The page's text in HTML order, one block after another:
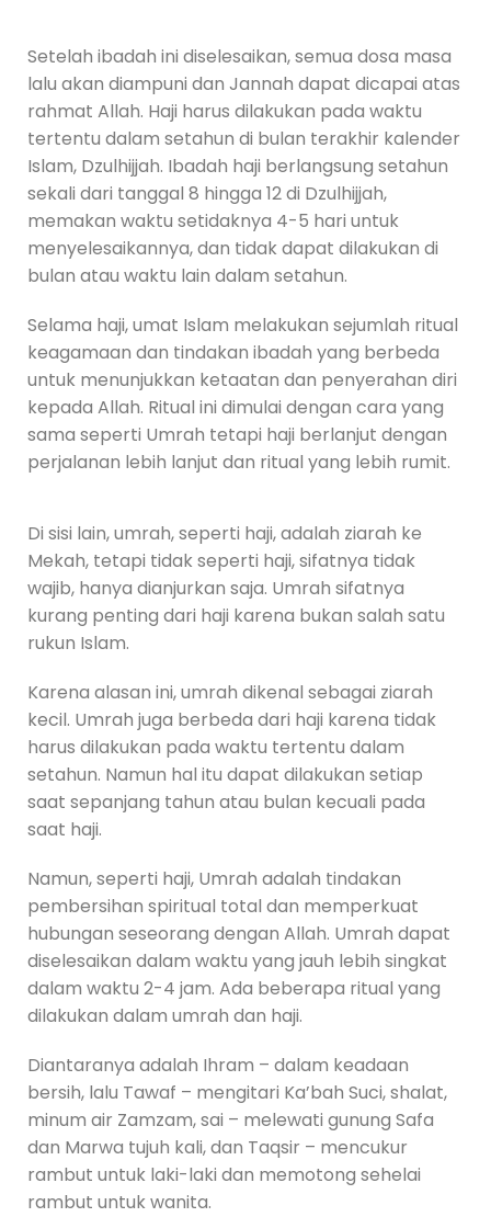
Setelah ibadah ini diselesaikan, semua dosa masa
lalu akan diampuni dan Jannah dapat dicapai atas
rahmat Allah. Haji harus dilakukan pada waktu
tertentu dalam setahun di bulan terakhir kalender
Islam, Dzulhijjah. Ibadah haji berlangsung setahun
sekali dari tanggal 8 hingga 12 di Dzulhijjah,
memakan waktu setidaknya 4-5 hari untuk
menyelesaikannya, dan tidak dapat dilakukan di
bulan atau waktu lain dalam setahun.
Selama haji, umat Islam melakukan sejumlah ritual
keagamaan dan tindakan ibadah yang berbeda
untuk menunjukkan ketaatan dan penyerahan diri
kepada Allah. Ritual ini dimulai dengan cara yang
sama seperti Umrah tetapi haji berlanjut dengan
perjalanan lebih lanjut dan ritual yang lebih rumit.
Di sisi lain, umrah, seperti haji, adalah ziarah ke
Mekah, tetapi tidak seperti haji, sifatnya tidak
wajib, hanya dianjurkan saja. Umrah sifatnya
kurang penting dari haji karena bukan salah satu
rukun Islam.
Karena alasan ini, umrah dikenal sebagai ziarah
kecil. Umrah juga berbeda dari haji karena tidak
harus dilakukan pada waktu tertentu dalam
setahun. Namun hal itu dapat dilakukan setiap
saat sepanjang tahun atau bulan kecuali pada
saat haji.
Namun, seperti haji, Umrah adalah tindakan
pembersihan spiritual total dan memperkuat
hubungan seseorang dengan Allah. Umrah dapat
diselesaikan dalam waktu yang jauh lebih singkat
dalam waktu 2-4 jam. Ada beberapa ritual yang
dilakukan dalam umrah dan haji.
Diantaranya adalah Ihram – dalam keadaan
bersih, lalu Tawaf – mengitari Ka’bah Suci, shalat,
minum air Zamzam, sai – melewati gunung Safa
dan Marwa tujuh kali, dan Taqsir – mencukur
rambut untuk laki-laki dan memotong sehelai
rambut untuk wanita.